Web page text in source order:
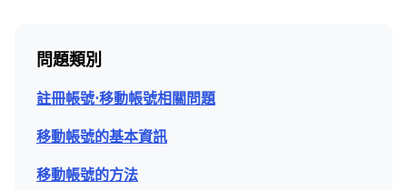
問題類別
註冊帳號⋅移動帳號相關問題
移動帳號的基本資訊
移動帳號的方法